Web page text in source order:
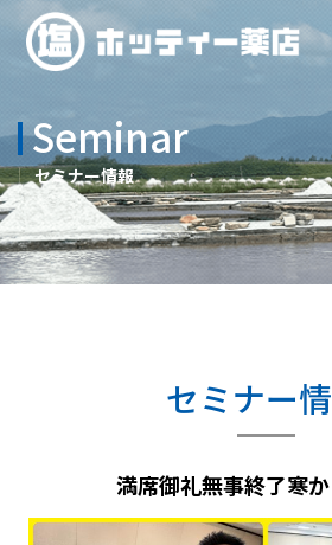
Seminar
セミナー情報
セミナー
満席御礼無事終了寒